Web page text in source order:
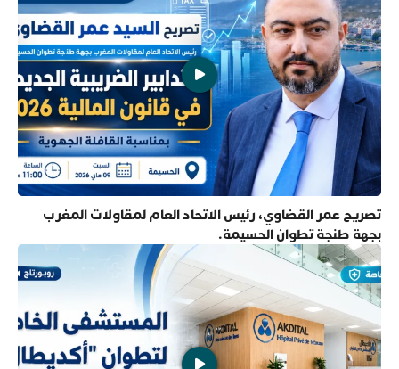
تصريح عمر القضاوي، رئيس الاتحاد العام لمقاولات المغرب
بجهة طنجة تطوان الحسيمة.